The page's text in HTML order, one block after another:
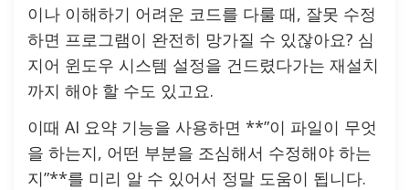
이나 이해하기 어려운 코드를 다룰 때, 잘못 수정
하면 프로그램이 완전히 망가질 수 있잖아요? 심
지어 윈도우 시스템 설정을 건드렸다가는 재설치
까지 해야 할 수도 있고요.
이때 AI 요약 기능을 사용하면 **”이 파일이 무엇
을 하는지, 어떤 부분을 조심해서 수정해야 하는
지”**를 미리 알 수 있어서 정말 도움이 됩니다.